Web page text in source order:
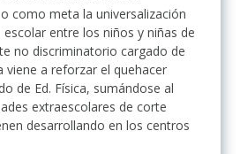
como meta la universalización
entre los niños y niñas de
no discriminatorio cargado de
viene a reforzar el quehacer
de Ed. Física, sumándose al
extraescolares de corte
desarrollando en los centros